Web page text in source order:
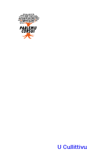
U Cullittivu